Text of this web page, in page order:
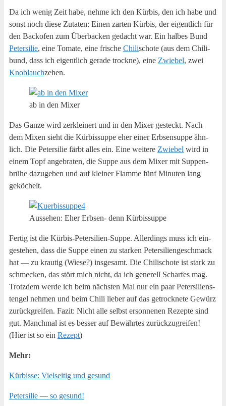
Da ich wenig Zeit habe, neh­me ich den Kür­bis, den ich habe und
sonst noch die­se Zuta­ten: Einen zar­ten Kür­bis, der eigent­lich für
den Back­ofen zum Über­ba­cken gedacht war. Ein hal­bes Bund
Peter­si­lie, eine Toma­te, eine fri­sche Chi­lischo­te (aus dem Chi­li­
bund, dass ich eigent­lich gera­de trock­ne), eine Zwie­bel, zwei
Knob­lauchzehen.
ab in den Mixer
Das Gan­ze wird zer­klei­nert und in den Mixer gesteckt. Nach
dem Mixen sieht die Kür­bis­sup­pe eher einer Erb­sen­sup­pe ähn­
lich. Die Peter­si­lie färbt alles ein. Eine wei­te­re Zwie­bel wird in
einem Topf ange­bra­ten, die Sup­pe aus dem Mixer mit Sup­pen­
brü­he dazu­ge­ben und auf klei­ner Flam­me fünf Minu­ten lang
geköchelt.
Aus­se­hen: Eher Erb­sen- denn Kürbissuppe
Fer­tig ist die Kür­bis-Peter­si­li­en-Sup­pe. Aller­dings muss ich ein­
ge­ste­hen, dass die Sup­pe einen zu star­ken Peter­si­li­en­ge­schmack
hat — zu krau­tig (Wie­se?) ins­ge­samt. Die Chi­li­scho­te ist stark zu
schme­cken, das stört mich nicht, da ich gene­rell Schar­fes mag.
Trotz­dem wer­de ich beim nächs­ten Mal nur ein paar Peter­si­lien­s­
ten­gel neh­men und beim Chi­li lie­ber auf das getrock­ne­te Gewürz
zurück­grei­fen. Fazit: Nicht alle selbst erson­ne­nen Rezep­te sind
gut. Manch­mal ist es bes­ser auf Bewähr­tes zurück­zu­grei­fen!
(Hier ist so ein Rezept)
Mehr:
Kür­bis­se: Viel­sei­tig und gesund
Peter­si­lie — so gesund!